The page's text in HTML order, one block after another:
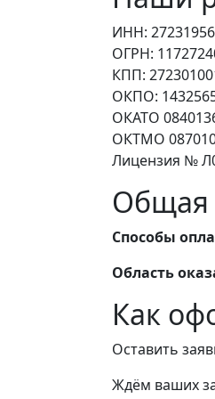
ИНН:
ОГРН:
КПП:
ОКПО:
ОКАТО
ОКТМО
Лицензия №
Общая
Способы
Область
Как
Оставить
Ждём ваших